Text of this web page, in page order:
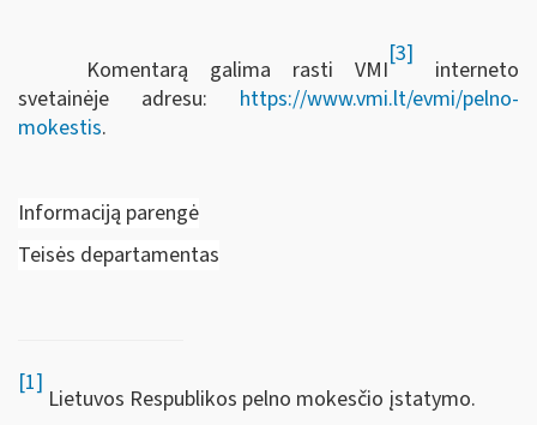
Komentarą galima rasti VMI
[3]
interneto
svetainėje adresu: https://www.vmi.lt/evmi/pelno-
mokestis.
Informaciją parengė
Teisės departamentas
[1]
Lietuvos Respublikos pelno mokesčio įstatymo.